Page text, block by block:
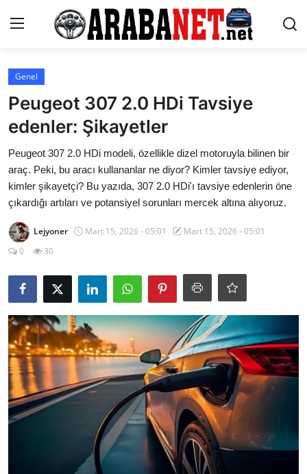
Giriş yapmak
Anasayfa
Araba Markaları
Paketler
Karşılaştırmalar
Bakım & Arıza Çözümleri
İkinci El & Ekspertiz
Muayene & Emisyon
Trafik Cezaları & Mevzuat
Ehliyet & Ruhsat İşlemleri
Genel
Peugeot 307 2.0 HDi Tavsiye
edenler: Şikayetler
Peugeot 307 2.0 HDi modeli, özellikle dizel motoruyla bilinen bir
araç. Peki, bu aracı kullananlar ne diyor? Kimler tavsiye ediyor,
kimler şikayetçi? Bu yazıda, 307 2.0 HDi'ı tavsiye edenlerin öne
çıkardığı artıları ve potansiyel sorunları mercek altına alıyoruz.
Lejyoner Mart 15, 2026 - 05:01
Mart 15, 2026 - 05:01
0
30